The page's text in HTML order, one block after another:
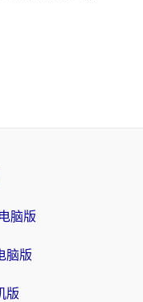
脑版
脑版
版